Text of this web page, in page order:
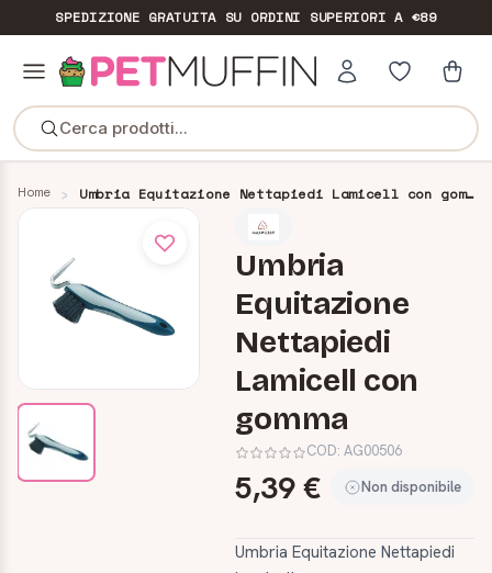
SPEDIZIONE GRATUITASU ORDINI SUPERIORI A €89
Cerca prodotti...
Home Umbria Equitazione Nettapiedi Lamicell con gomma
Umbria
Equitazione
Nettapiedi
Lamicell con
gomma
COD:AG00506
5,39 € Non disponibile
Umbria Equitazione Nettapiedi